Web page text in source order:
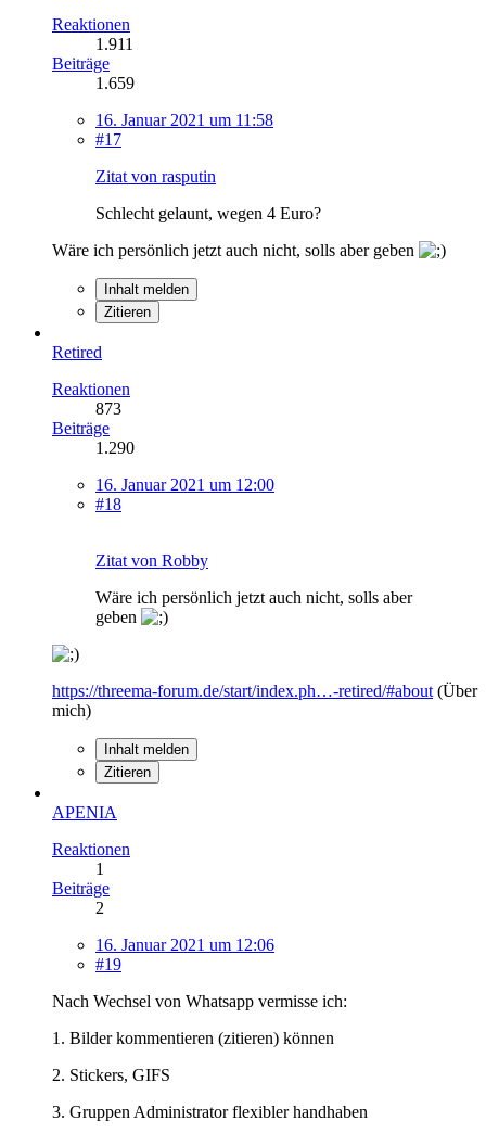
Reaktionen
1.911
Beiträge
1.659
16. Januar 2021 um 11:58
#17
Zitat von rasputin
Schlecht gelaunt, wegen 4 Euro?
Wäre ich persönlich jetzt auch nicht, solls aber geben
Inhalt melden
Zitieren
Retired
Reaktionen
873
Beiträge
1.290
16. Januar 2021 um 12:00
#18
Zitat von Robby
Wäre ich persönlich jetzt auch nicht, solls aber
geben
https://threema-forum.de/start/index.ph…-retired/#about (Über
mich)
Inhalt melden
Zitieren
APENIA
Reaktionen
1
Beiträge
2
16. Januar 2021 um 12:06
#19
Nach Wechsel von Whatsapp vermisse ich:
1. Bilder kommentieren (zitieren) können
2. Stickers, GIFS
3. Gruppen Administrator flexibler handhaben